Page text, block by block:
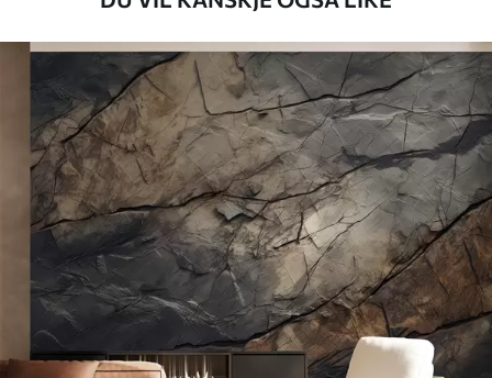
Tilgjengelige materialer
Standard
548.33 329.00kr /m²
Premium
665.00 399.00kr /m²
Premium vinyl
650 .00 /m²